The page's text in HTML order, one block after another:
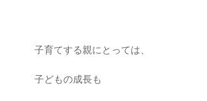
子育てする親にとっては、
子どもの成長も